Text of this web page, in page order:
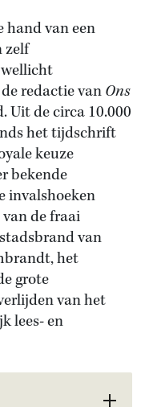
hand van een
zelf
redactie vanOns
Uit de circa 10.000
het tijdschrift
keuze
bekende
invalshoeken
de fraai
van
het
grote
van het
lees- en